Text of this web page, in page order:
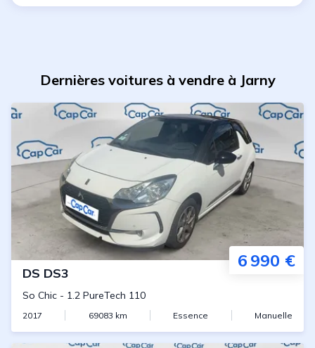
Dernières voitures à vendre à Jarny
6 990 €
DS DS3
So Chic - 1.2 PureTech 110
2017 69083 km Essence Manuelle